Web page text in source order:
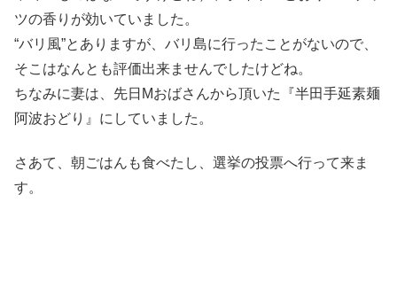
ツの香りが効いていました。
“バリ風”とありますが、バリ島に行ったことがないので、
そこはなんとも評価出来ませんでしたけどね。
ちなみに妻は、先日Mおばさんから頂いた『半田手延素麺
阿波おどり』にしていました。
さあて、朝ごはんも食べたし、選挙の投票へ行って来ま
す。